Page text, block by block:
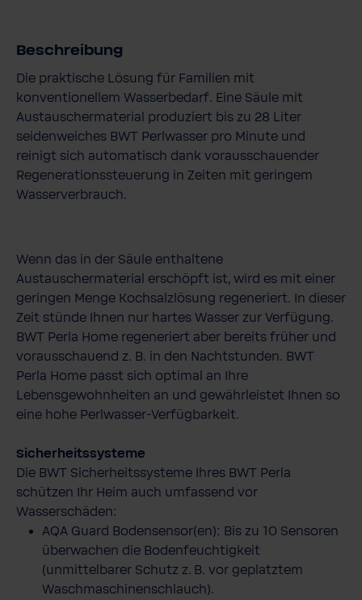
Beschreibung
Die praktische Lösung für Familien mit
konventionellem Wasserbedarf. Eine Säule mit
Austauschermaterial produziert bis zu 28 Liter
seidenweiches BWT Perlwasser pro Minute und
reinigt sich automatisch dank vorausschauender
Regenerationssteuerung in Zeiten mit geringem
Wasserverbrauch.
Wenn das in der Säule enthaltene
Austauschermaterial erschöpft ist, wird es mit einer
geringen Menge Kochsalzlösung regeneriert. In dieser
Zeit stünde Ihnen nur hartes Wasser zur Verfügung.
BWT Perla Home regeneriert aber bereits früher und
vorausschauend z. B. in den Nachtstunden. BWT
Perla Home passt sich optimal an Ihre
Lebensgewohnheiten an und gewährleistet Ihnen so
eine hohe Perlwasser-​Verfügbarkeit.
Sicherheitssysteme
Die BWT Sicherheitssysteme Ihres BWT Perla
schützen Ihr Heim auch umfassend vor
Wasserschäden:
AQA Guard Bodensensor(en): Bis zu 10 Sensoren
überwachen die Bodenfeuchtigkeit
(unmittelbarer Schutz z. B. vor geplatztem
Waschmaschinenschlauch).